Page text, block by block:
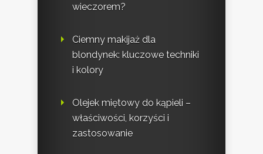
wieczorem?
Ciemny makijaż dla
blondynek: kluczowe techniki
i kolory
Olejek miętowy do kąpieli –
właściwości, korzyści i
zastosowanie